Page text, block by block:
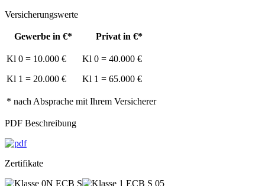
Versicherungswerte
Gewerbe in €* Privat in €*
* nach Absprache mit Ihrem Versicherer
Kl 0 = 10.000 €
Kl 1 = 20.000 €
Kl 0 = 40.000 €
Kl 1 = 65.000 €
PDF Beschreibung
Zertifikate